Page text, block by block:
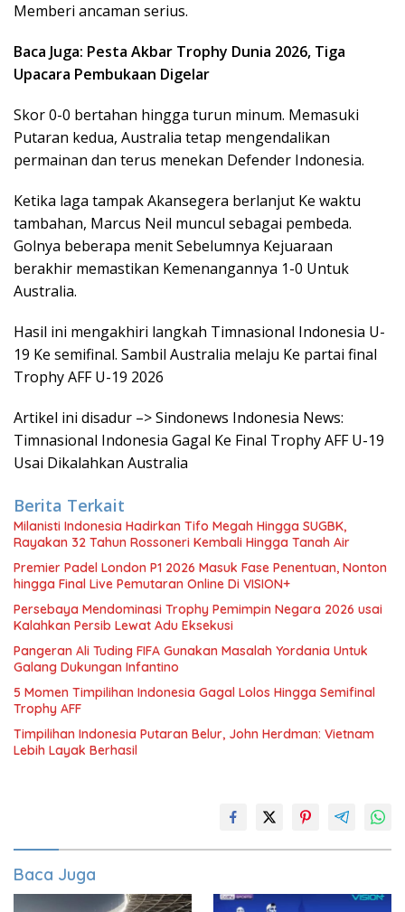
Memberi ancaman serius.
Baca Juga: Pesta Akbar Trophy Dunia 2026, Tiga
Upacara Pembukaan Digelar
Skor 0-0 bertahan hingga turun minum. Memasuki
Putaran kedua, Australia tetap mengendalikan
permainan dan terus menekan Defender Indonesia.
Ketika laga tampak Akansegera berlanjut Ke waktu
tambahan, Marcus Neil muncul sebagai pembeda.
Golnya beberapa menit Sebelumnya Kejuaraan
berakhir memastikan Kemenangannya 1-0 Untuk
Australia.
Hasil ini mengakhiri langkah Timnasional Indonesia U-
19 Ke semifinal. Sambil Australia melaju Ke partai final
Trophy AFF U-19 2026
Artikel ini disadur –> Sindonews Indonesia News:
Timnasional Indonesia Gagal Ke Final Trophy AFF U-19
Usai Dikalahkan Australia
Berita Terkait
Milanisti Indonesia Hadirkan Tifo Megah Hingga SUGBK,
Rayakan 32 Tahun Rossoneri Kembali Hingga Tanah Air
Premier Padel London P1 2026 Masuk Fase Penentuan, Nonton
hingga Final Live Pemutaran Online Di VISION+
Persebaya Mendominasi Trophy Pemimpin Negara 2026 usai
Kalahkan Persib Lewat Adu Eksekusi
Pangeran Ali Tuding FIFA Gunakan Masalah Yordania Untuk
Galang Dukungan Infantino
5 Momen Timpilihan Indonesia Gagal Lolos Hingga Semifinal
Trophy AFF
Timpilihan Indonesia Putaran Belur, John Herdman: Vietnam
Lebih Layak Berhasil
Baca Juga